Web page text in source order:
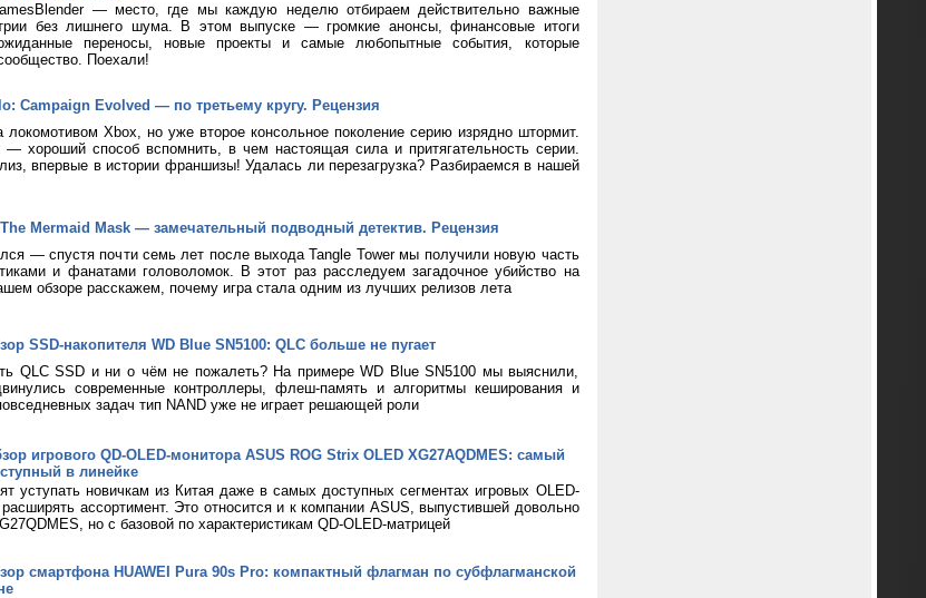
— место, где мы каждую неделю отбираем действительно важные
без лишнего шума. В этом выпуске — громкие анонсы, финансовые итоги
переносы, новые проекты и самые любопытные события, которые
Поехали!
Campaign Evolved — по третьему кругу. Рецензия
локомотивом Xbox, но уже второе консольное поколение серию изрядно штормит.
— хороший способ вспомнить, в чем настоящая сила и притягательность серии.
впервые в истории франшизы! Удалась ли перезагрузка? Разбираемся в нашей
Mermaid Mask — замечательный подводный детектив. Рецензия
— спустя почти семь лет после выхода Tangle Tower мы получили новую часть
и фанатами головоломок. В этот раз расследуем загадочное убийство на
обзоре расскажем, почему игра стала одним из лучших релизов лета
SSD-накопителя WD Blue SN5100: QLC больше не пугает
QLC SSD и ни о чём не пожалеть? На примере WD Blue SN5100 мы выяснили,
современные контроллеры, флеш-память и алгоритмы кеширования и
задач тип NAND уже не играет решающей роли
игрового QD-OLED-монитора ASUS ROG Strix OLED XG27AQDMES: самый
в линейке
уступать новичкам из Китая даже в самых доступных сегментах игровых OLED-
ассортимент. Это относится и к компании ASUS, выпустившей довольно
но с базовой по характеристикам QD-OLED-матрицей
смартфона HUAWEI Pura 90s Pro: компактный флагман по субфлагманской